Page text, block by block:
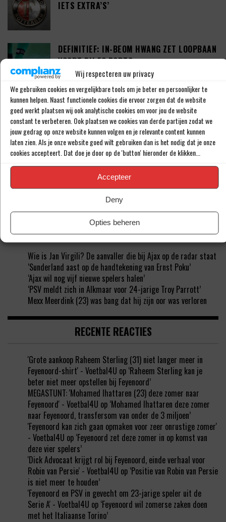
Wij respecteren uw privacy
We gebruiken cookies en vergelijkbare tools om je beter en persoonlijker te
kunnen helpen. Naast functionele cookies die ervoor zorgen dat de website
goed werkt plaatsen wij ook analytische cookies om voor jou de website
constant te verbeteren. Ook plaatsen we cookies van derde partijen zodat we
jouw gedrag op onze website kunnen volgen en je relevante content kunnen
laten zien. Als je onze website goed wilt gebruiken dan is het nodig dat je onze
cookies accepteert. Dat doe je door op de 'button' hieronder de klikken...
Accepteer
Deny
Opties beheren
IETS EXTRA’S’
DEFINITIEF: IN-BEOM HWANG ZET LOOPBAAN
VOORT BIJ FC PORTO
‘CRYSENSIO SUMMERVILLE DICHT BIJ
AKKOORD MET AS ROMA’
THOMAS BEELEN NA EEN JAAR OP DE WEG
TERUG BIJ FEYENOORD
BINNENLANDS VOETBALNIEUWS
Wie is Jan Virgili? De aanvaller die bij Ajax op de radar staat
‘Sunderland aast op de handtekening van Ernst Poku’
‘Ajax wil nog vijf nieuwe spelers halen’
‘PSV meldt zich in Alkmaar voor 24-jarige Troy Parrott’
Mexx Meerdink (23) was bang dat hij zijn oor was verloren
RECENTE REACTIES
'Grote aankoop Raheem Sterling (31) niet langer meer in
Feyenoord-shirt' - Voetbal4U op ‘Raheem Sterling kan je
beter niet meer opstellen bij Feyenoord’
MEGASTUNT: 'Mohamed Ihattaren (23) deze zomer naar
Feyenoord' - Voetbal4U op ‘Mohamed Ihattaren deze zomer
naar Feyenoord, transfersom van onder de 3 miljoen’
'Feyenoord kan zich gaan opmaken voor zeer onrustige zomer'
- Voetbal4U op ‘Feyenoord zet deze zomer in op komst van
deze vier spelers’
'Dick Advocaat krijgt rol bij Feyenoord, einde verhaal voor
Robin van Persie' - Voetbal4U op ‘Positie van Robin van Persie
is niet meer te houden’
'Feyenoord en PSV in gevecht om 23-jarige speler uit de
Serie A' - Voetbal4U op ‘Feyenoord wil zomerse zaken doen
met het Italiaanse Torino’